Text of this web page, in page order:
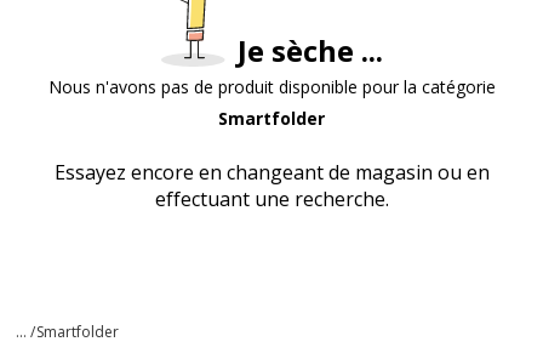
Je sèche ...
Nous n'avons pas de produit disponible pour la catégorie
Smartfolder
Essayez encore en changeant de magasin ou en
effectuant une recherche.
... /Smartfolder